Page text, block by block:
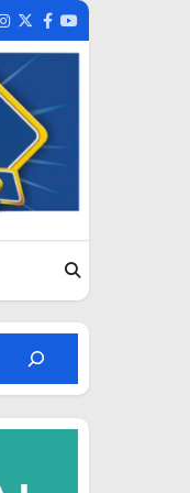
Instagram
TwitterFacebook
Youtube